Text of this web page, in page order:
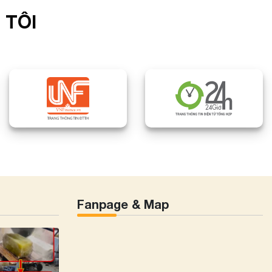
TÔI
Fanpage & Map